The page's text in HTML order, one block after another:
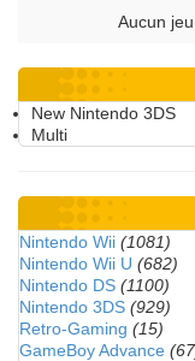
Aucun
New Nintendo 3DS
Multi
Nintendo Wii (1081)
Nintendo Wii U (682)
Nintendo DS (1100)
Nintendo 3DS (929)
Retro-Gaming (15)
GameBoy Advance